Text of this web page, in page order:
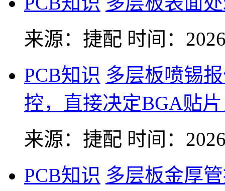
来源：捷配 时间：
PCB知识 多层板喷锡
控，直接决定BGA贴
来源：捷配 时间：
PCB知识 多层板金厚